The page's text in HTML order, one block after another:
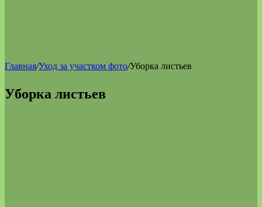
Главная/Уход за участком фото/Уборка листьев
Уборка листьев